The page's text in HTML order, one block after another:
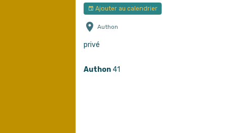
Ajouter au calendrier
Authon
privé
Authon41